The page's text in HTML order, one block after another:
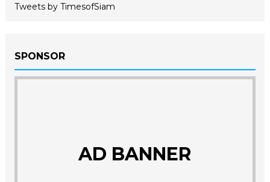
Tweets by TimesofSiam
SPONSOR
AD BANNER